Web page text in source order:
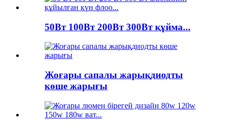
50Вт 100Вт 200Вт 300Вт құйма...
Жоғары сапалы жарықдиодты
көше жарығы